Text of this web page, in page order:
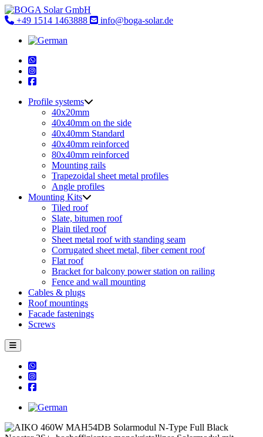
Skip
to +49 1514 1463888 info@boga-solar.de
Profile systems
40x20mm
40x40mm on the side
40x40mm Standard
40x40mm reinforced
80x40mm reinforced
Mounting rails
Trapezoidal sheet metal profiles
Angle profiles
Mounting Kits
Tiled roof
Slate, bitumen roof
Plain tiled roof
Sheet metal roof with standing seam
Corrugated sheet metal, fiber cement roof
Flat roof
Bracket for balcony power station on railing
Fence and wall mounting
Cables & plugs
Roof mountings
Facade fastenings
Screws